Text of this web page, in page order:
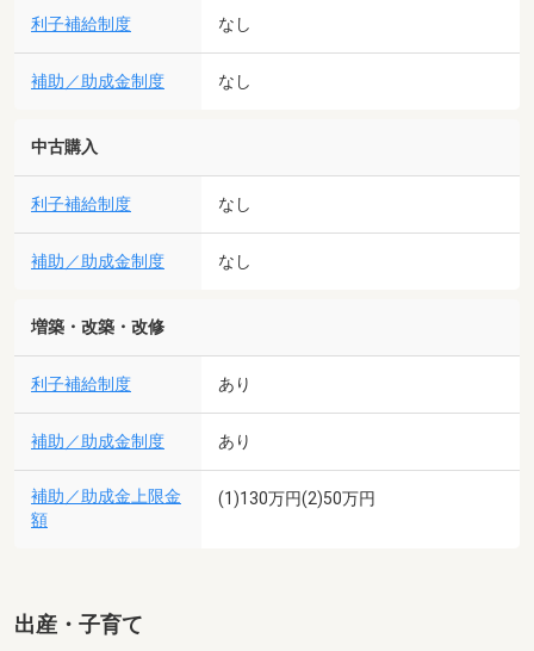
利子補給制度 なし
補助／助成金制度 なし
中古購入
利子補給制度 なし
補助／助成金制度 なし
増築・改築・改修
利子補給制度 あり
補助／助成金制度 あり
補助／助成金上限金
額
(1)130万円(2)50万円
出産・子育て